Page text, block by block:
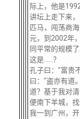
际上，他是
讲坛上走下来
匹马，闯荡商
元，到2002年
同平常的规模了
这是……？
孔子曰："富贵
曰："盗亦有道
道？基于我对
便南下羊城，找
我一到广州，